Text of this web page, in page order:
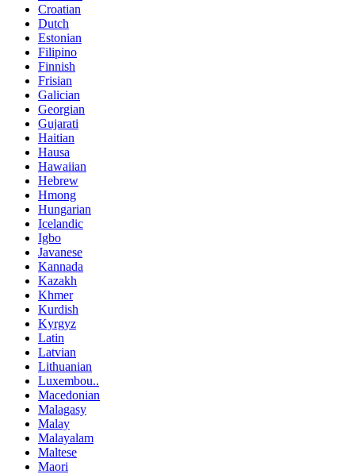
Croatian
Dutch
Estonian
Filipino
Finnish
Frisian
Galician
Georgian
Gujarati
Haitian
Hausa
Hawaiian
Hebrew
Hmong
Hungarian
Icelandic
Igbo
Javanese
Kannada
Kazakh
Khmer
Kurdish
Kyrgyz
Latin
Latvian
Lithuanian
Luxembou..
Macedonian
Malagasy
Malay
Malayalam
Maltese
Maori